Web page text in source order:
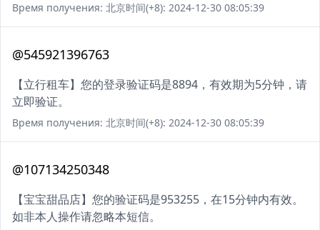
Время получения: 北京时间(+8): 2024-12-30 08:05:39
@545921396763
【立行租车】您的登录验证码是8894，有效期为5分钟，请
立即验证。
Время получения: 北京时间(+8): 2024-12-30 08:05:39
@107134250348
【宝宝甜品店】您的验证码是953255，在15分钟内有效。
如非本人操作请忽略本短信。